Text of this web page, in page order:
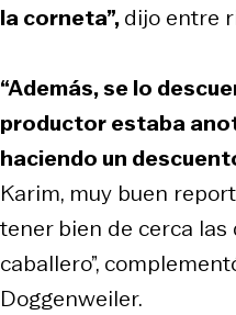
la corneta”,dijo entre
“Además, se lo
productor estaba
haciendo un
Karim, muy buen
tener bien de cerca
caballero”,
Doggenweiler.